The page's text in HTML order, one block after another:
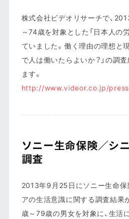
株式会社ビデオリサーチで、
～74歳を対象とした「日本人の
ていました。働く理由の理想と
で人は働いたらよいか？」の調
ます。
http://www.videor.co.jp/
ソニー生命保険／シ
調査
2013年9月25日にソニー生命保
アの生活意識に関する調査結果
歳～79歳の男女を対象に、生活